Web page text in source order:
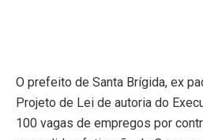
O prefeito de Santa Brígida, ex
Projeto de Lei de autoria do
100 vagas de empregos por